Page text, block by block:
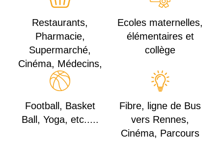
Restaurants,
Pharmacie,
Supermarché,
Cinéma, Médecins,
Ecoles maternelles,
élémentaires et
collège
Football, Basket
Ball, Yoga, etc.....
Fibre, ligne de Bus
vers Rennes,
Cinéma, Parcours